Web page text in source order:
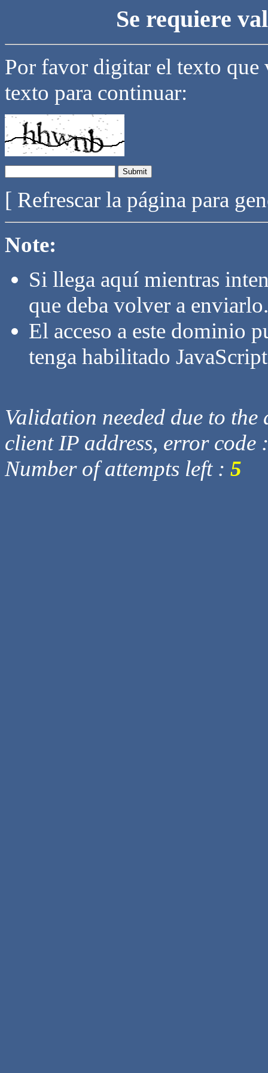
Se requiere
Por favor digitar el texto que
texto para continuar:
[ Refrescar la página para
Note:
Si llega aquí mientras
que deba volver a enviarlo.
El acceso a este dominio
tenga habilitado
Validation needed due to
client IP address, error code
Number of attempts left : 5